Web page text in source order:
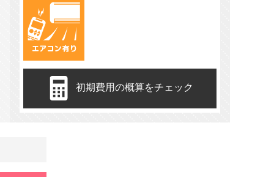
初期費用の概算をチェック